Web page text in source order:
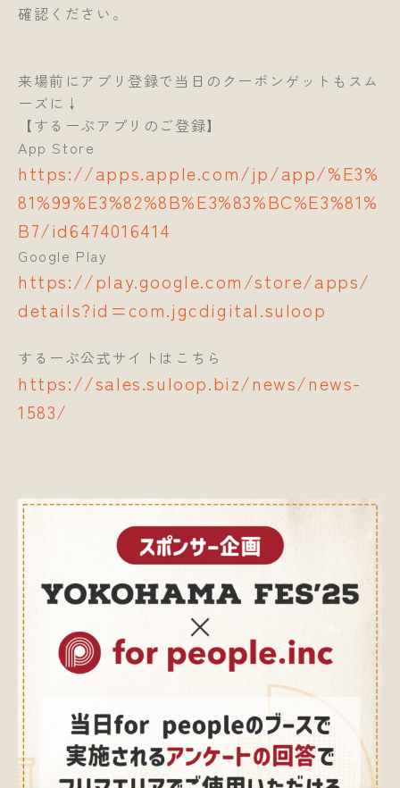
確認ください。
来場前にアプリ登録で当日のクーポンゲットもスム
ーズに↓
【するーぷアプリのご登録】
App Store
https://apps.apple.com/jp/app/%E3%
81%99%E3%82%8B%E3%83%BC%E3%81%
B7/id6474016414
Google Play
https://play.google.com/store/apps/
details?id=com.jgcdigital.suloop
するーぷ公式サイトはこちら
https://sales.suloop.biz/news/news-
1583/